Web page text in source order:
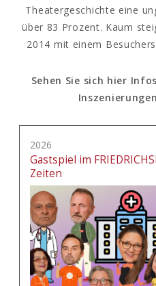
Theatergeschichte eine
über 83 Prozent. Kaum
2014 mit einem
Sehen Sie sich hier
2026
Gastspiel im
Zeiten